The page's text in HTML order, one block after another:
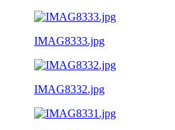
IMAG8333.jpg
IMAG8332.jpg